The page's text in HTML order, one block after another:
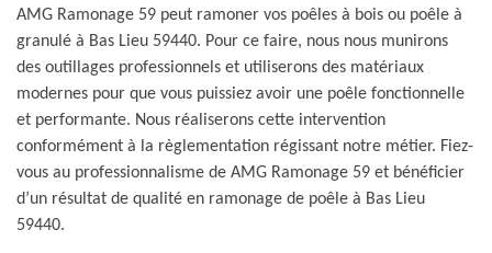
AMG Ramonage 59 peut ramoner vos poêles à bois ou poêle à
granulé à Bas Lieu 59440. Pour ce faire, nous nous munirons
des outillages professionnels et utiliserons des matériaux
modernes pour que vous puissiez avoir une poêle fonctionnelle
et performante. Nous réaliserons cette intervention
conformément à la règlementation régissant notre métier. Fiez-
vous au professionnalisme de AMG Ramonage 59 et bénéficier
d’un résultat de qualité en ramonage de poêle à Bas Lieu
59440.